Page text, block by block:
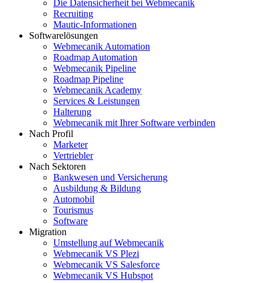
Die Datensicherheit bei Webmecanik
Recruiting
Mautic-Informationen
Softwarelösungen
Webmecanik Automation
Roadmap Automation
Webmecanik Pipeline
Roadmap Pipeline
Webmecanik Academy
Services & Leistungen
Halterung
Webmecanik mit Ihrer Software verbinden
Nach Profil
Marketer
Vertriebler
Nach Sektoren
Bankwesen und Versicherung
Ausbildung & Bildung
Automobil
Tourismus
Software
Migration
Umstellung auf Webmecanik
Webmecanik VS Plezi
Webmecanik VS Salesforce
Webmecanik VS Hubspot